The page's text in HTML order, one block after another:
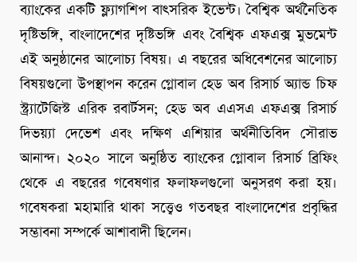
ব্যাংকের একটি ফ্ল্যাগশিপ বাৎসরিক ইভেন্ট। বৈশ্বিক অর্থনৈতিক
দৃষ্টিভঙ্গি, বাংলাদেশের দৃষ্টিভঙ্গি এবং বৈশ্বিক এফএক্স মুভমেন্ট
এই অনুষ্ঠানের আলোচ্য বিষয়। এ বছরের অধিবেশনের আলোচ্য
বিষয়গুলো উপস্থাপন করেন গ্লোবাল হেড অব রিসার্চ অ্যান্ড চিফ
স্ট্র্যাটেজিস্ট এরিক রবার্টসন; হেড অব এএসএ এফএক্স রিসার্চ
দিভয়্যা দেভেশ এবং দক্ষিণ এশিয়ার অর্থনীতিবিদ সৌরাভ
আনান্দ। ২০২০ সালে অনুষ্ঠিত ব্যাংকের গ্লোবাল রিসার্চ ব্রিফিং
থেকে এ বছরের গবেষণার ফলাফলগুলো অনুসরণ করা হয়।
গবেষকরা মহামারি থাকা সত্ত্বেও গতবছর বাংলাদেশের প্রবৃদ্ধির
সম্ভাবনা সম্পর্কে আশাবাদী ছিলেন।